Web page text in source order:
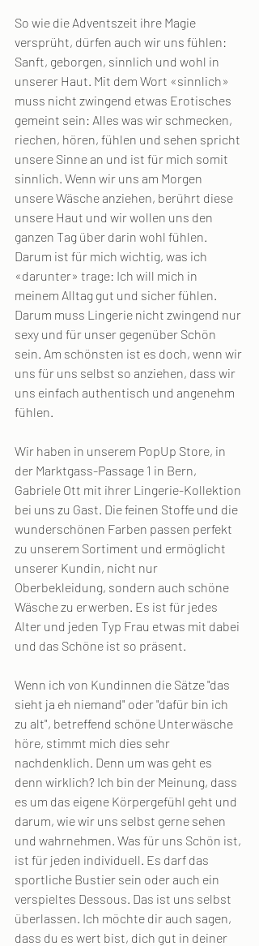
So wie die Adventszeit ihre Magie
versprüht, dürfen auch wir uns fühlen:
Sanft, geborgen, sinnlich und wohl in
unserer Haut. Mit dem Wort «sinnlich»
muss nicht zwingend etwas Erotisches
gemeint sein: Alles was wir schmecken,
riechen, hören, fühlen und sehen spricht
unsere Sinne an und ist für mich somit
sinnlich. Wenn wir uns am Morgen
unsere Wäsche anziehen, berührt diese
unsere Haut und wir wollen uns den
ganzen Tag über darin wohl fühlen.
Darum ist für mich wichtig, was ich
«darunter» trage: Ich will mich in
meinem Alltag gut und sicher fühlen.
Darum muss Lingerie nicht zwingend nur
sexy und für unser gegenüber Schön
sein. Am schönsten ist es doch, wenn wir
uns für uns selbst so anziehen, dass wir
uns einfach authentisch und angenehm
fühlen.
Wir haben in unserem PopUp Store, in
der Marktgass-Passage 1 in Bern,
Gabriele Ott mit ihrer Lingerie-Kollektion
bei uns zu Gast. Die feinen Stoffe und die
wunderschönen Farben passen perfekt
zu unserem Sortiment und ermöglicht
unserer Kundin, nicht nur
Oberbekleidung, sondern auch schöne
Wäsche zu erwerben. Es ist für jedes
Alter und jeden Typ Frau etwas mit dabei
und das Schöne ist so präsent.
Wenn ich von Kundinnen die Sätze "das
sieht ja eh niemand" oder "dafür bin ich
zu alt", betreffend schöne Unterwäsche
höre, stimmt mich dies sehr
nachdenklich. Denn um was geht es
denn wirklich? Ich bin der Meinung, dass
es um das eigene Körpergefühl geht und
darum, wie wir uns selbst gerne sehen
und wahrnehmen. Was für uns Schön ist,
ist für jeden individuell. Es darf das
sportliche Bustier sein oder auch ein
verspieltes Dessous. Das ist uns selbst
überlassen. Ich möchte dir auch sagen,
dass du es wert bist, dich gut in deiner